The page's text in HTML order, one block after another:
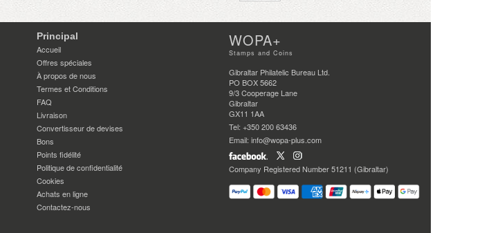
Principal
Accueil
Offres spéciales
À propos de nous
Termes et Conditions
FAQ
Livraison
Convertisseur de devises
Bons
Points fidélité
Politique de confidentialité
Cookies
Achats en ligne
Contactez-nous
WOPA+
Stamps and Coins
Gibraltar Philatelic Bureau Ltd.
PO BOX 5662
9/3 Cooperage Lane
Gibraltar
GX11 1AA
Tel: +350 200 63436
Email: info@wopa-plus.com
Company Registered Number 51211 (Gibraltar)